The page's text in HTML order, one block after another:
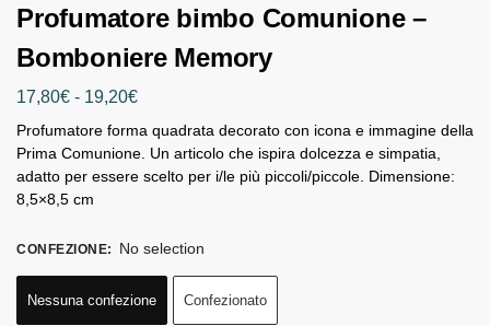
Profumatore bimbo Comunione –
Bomboniere Memory
17,80€ - 19,20€
Profumatore forma quadrata decorato con icona e immagine della
Prima Comunione. Un articolo che ispira dolcezza e simpatia,
adatto per essere scelto per i/le più piccoli/piccole. Dimensione:
8,5×8,5 cm
CONFEZIONE: No selection
Nessuna confezione Confezionato